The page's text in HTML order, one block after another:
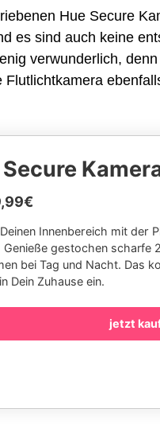
Hue Secure
es sind auch keine
verwunderlich,
Innenbereich mit der
Genieße gestochen scharfe
bei Tag und Nacht. Das
Dein Zuhause ein.
jetzt